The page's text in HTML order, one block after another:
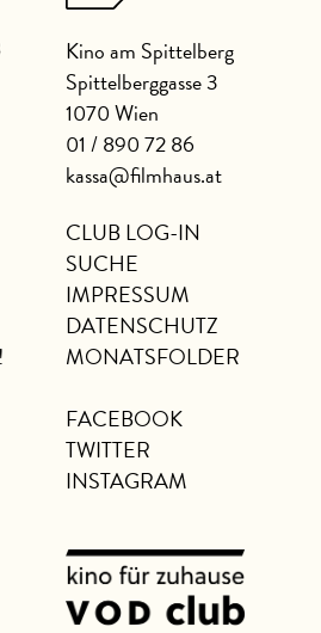
Kino am Spittelberg
Spittelberggasse 3
1070 Wien
01 / 890 72 86
kassa@filmhaus.at
CLUB LOG-IN
SUCHE
IMPRESSUM
DATENSCHUTZ
MONATSFOLDER
FACEBOOK
TWITTER
INSTAGRAM